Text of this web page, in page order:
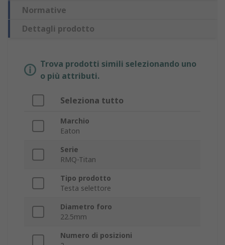
Normative
Dettagli prodotto
Trova prodotti simili selezionando uno
o più attributi.
Seleziona tutto
Marchio
Eaton
Serie
RMQ-Titan
Tipo prodotto
Testa selettore
Diametro foro
22.5mm
Numero di posizioni